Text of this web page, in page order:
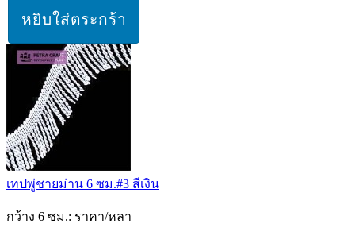
เทปพู่ชายม่าน 6 ซม.#3 สีเงิน
กว้าง 6 ซม.: ราคา/หลา